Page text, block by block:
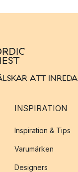
ATT INREDA
INSPIRATION
Inspiration & Tips
Varumärken
Designers